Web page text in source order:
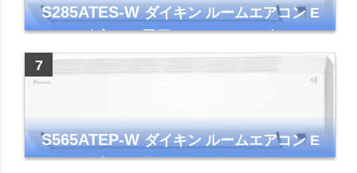
S285ATES-Wダイキン ルームエアコン E
シリーズ 主に10畳用 ホワイト 2025年モデル
コンパクトモデル ストリーマ
S565ATEP-Wダイキン ルームエアコン E
シリーズ 主に18畳用 ホワイト 2025年モデル